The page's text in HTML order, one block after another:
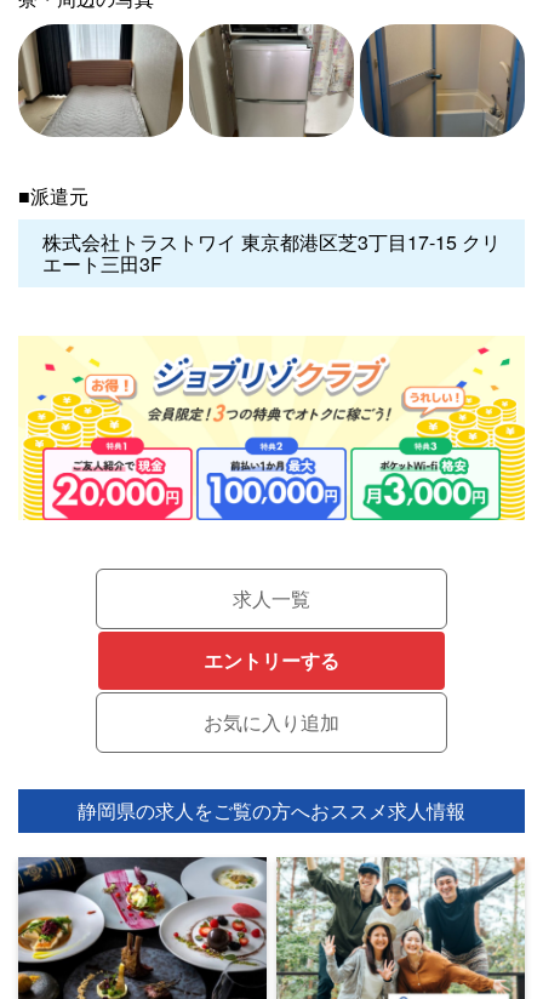
■派遣元
株式会社トラストワイ 東京都港区芝3丁目17-15 クリ
エート三田3F
求人一覧
エントリーする
静岡県の求人をご覧の方へおススメ求人情報